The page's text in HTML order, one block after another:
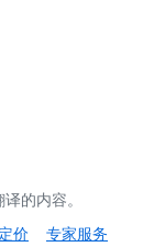
的内容。
定价
专家服务